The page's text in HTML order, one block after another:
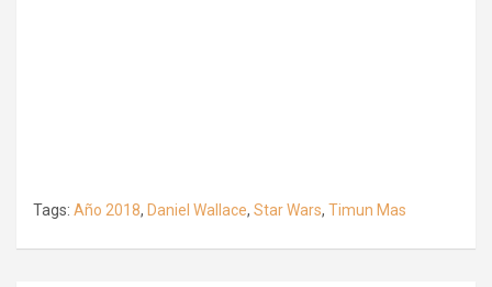
Tags: Año 2018, Daniel Wallace, Star Wars, Timun Mas